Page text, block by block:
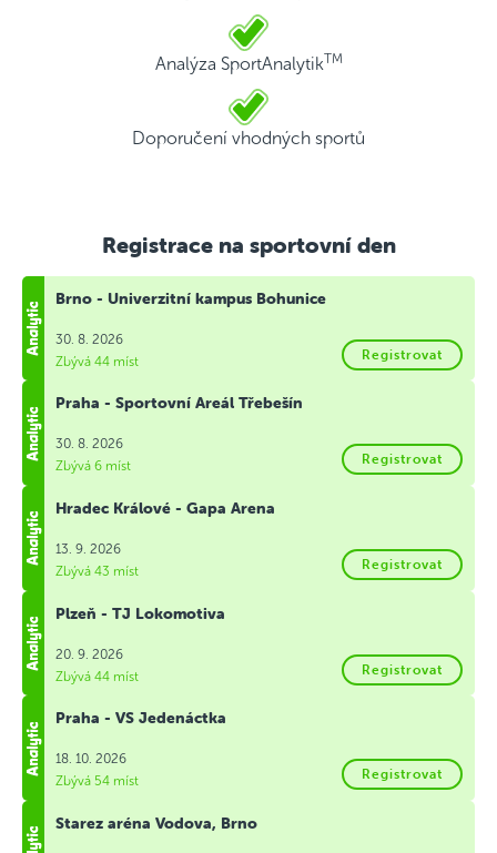
Analýza SportAnalytikTM
Doporučení vhodných sportů
Registrace na sportovní den
Brno - Univerzitní kampus Bohunice
30. 8. 2026
Zbývá 44 míst
Registrovat
Praha - Sportovní Areál Třebešín
30. 8. 2026
Zbývá 6 míst
Registrovat
Hradec Králové - Gapa Arena
13. 9. 2026
Zbývá 43 míst
Registrovat
Plzeň - TJ Lokomotiva
20. 9. 2026
Zbývá 44 míst
Registrovat
Praha - VS Jedenáctka
18. 10. 2026
Zbývá 54 míst
Registrovat
Starez aréna Vodova, Brno